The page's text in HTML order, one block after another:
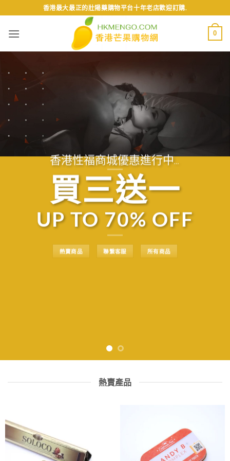
to
content
香港最大最正的壯陽藥購物平台十年老店歡迎訂購.
0
香港性福商城優惠進行中…
買三送一
UP TO 70% OFF
熱賣商品 聯繫客服 所有商品
熱賣產品